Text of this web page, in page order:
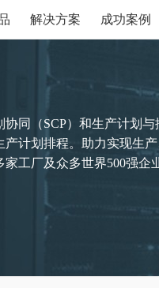
解决方案 成功案例
同（SCP）和生产计划
计划排程。助力实现生
工厂及众多世界500强企